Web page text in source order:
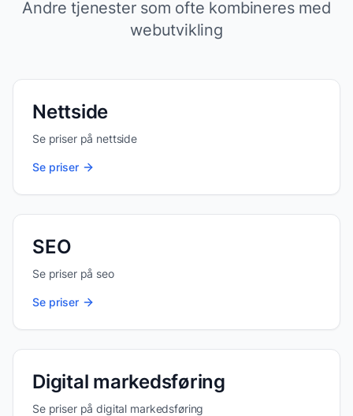
Andre tjenester som ofte kombineres med
webutvikling
Nettside
Se priser på nettside
Se priser
SEO
Se priser på seo
Se priser
Digital markedsføring
Se priser pådigital markedsføring